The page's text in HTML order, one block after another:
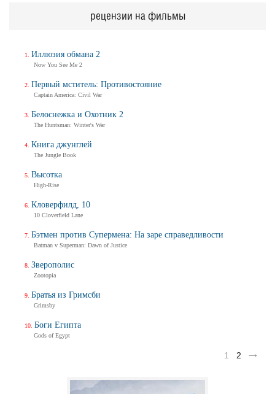
1 2
рецензии на фильмы
Иллюзия обмана 2
Now You See Me 2
Первый мститель: Противостояние
Captain America: Civil War
Белоснежка и Охотник 2
The Huntsman: Winter's War
Книга джунглей
The Jungle Book
Высотка
High-Rise
Кловерфилд, 10
10 Cloverfield Lane
Бэтмен против Супермена: На заре справедливости
Batman v Superman: Dawn of Justice
Зверополис
Zootopia
Братья из Гримсби
Grimsby
Боги Египта
Gods of Egypt